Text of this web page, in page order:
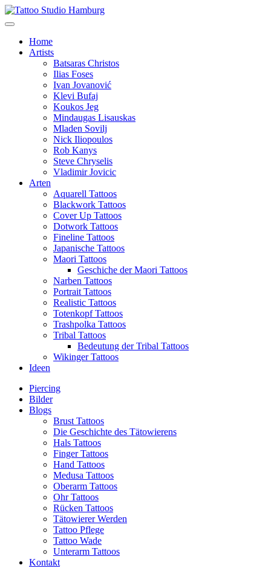
Home
Artists
Batsaras Christos
Ilias Foses
Ivan Jovanović
Klevi Bufaj
Koukos Jeg
Mindaugas Lisauskas
Mladen Sovilj
Nick Iliopoulos
Rob Kanys
Steve Chryselis
Vladimir Jovicic
Arten
Aquarell Tattoos
Blackwork Tattoos
Cover Up Tattoos
Dotwork Tattoos
Fineline Tattoos
Japanische Tattoos
Maori Tattoos
Geschiche der Maori Tattoos
Narben Tattoos
Portrait Tattoos
Realistic Tattoos
Totenkopf Tattoos
Trashpolka Tattoos
Tribal Tattoos
Bedeutung der Tribal Tattoos
Wikinger Tattoos
Ideen
Piercing
Bilder
Blogs
Brust Tattoos
Die Geschichte des Tätowierens
Hals Tattoos
Finger Tattoos
Hand Tattoos
Medusa Tattoos
Oberarm Tattoos
Ohr Tattoos
Rücken Tattoos
Tätowierer Werden
Tattoo Pflege
Tattoo Wade
Unterarm Tattoos
Kontakt